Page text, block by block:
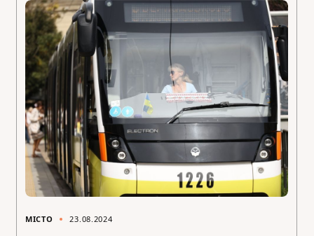
МІСТО 23.08.2024